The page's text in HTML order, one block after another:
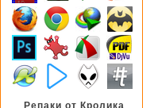
Репаки от Кролика